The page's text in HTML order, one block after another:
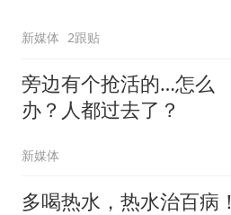
新媒体 2跟贴
旁边有个抢活的…怎么
办？人都过去了？
新媒体
多喝热水，热水治百病！